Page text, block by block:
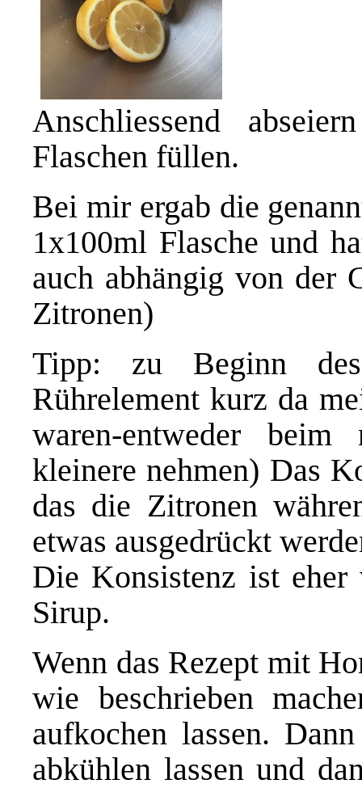
Anschliessend
Flaschen füllen.
Bei mir ergab die
1x100ml Flasche und
auch abhängig von der
Zitronen)
Tipp: zu Beginn
Rührelement kurz da
waren-entweder
kleinere nehmen) Das
das die Zitronen
etwas ausgedrückt
Die Konsistenz ist
Sirup.
Wenn das Rezept mit
wie beschrieben
aufkochen lassen.
abkühlen lassen und